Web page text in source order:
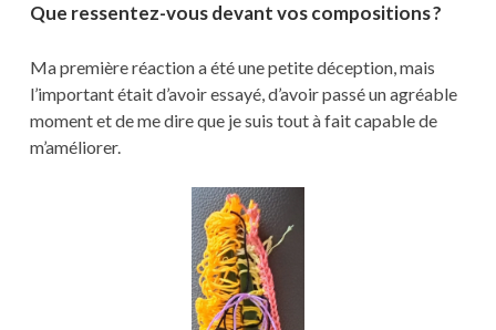
Que ressentez-vous devant vos compositions ?
Ma première réaction a été une petite déception, mais
l’important était d’avoir essayé, d’avoir passé un agréable
moment et de me dire que je suis tout à fait capable de
m’améliorer.